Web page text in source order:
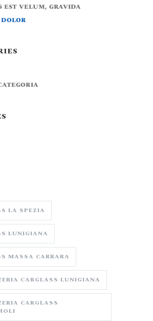
est velum, gravida
dolor
LA SPEZIA
LUNIGIANA
MASSA CARRARA
CARGLASS LUNIGIANA
CARGLASS